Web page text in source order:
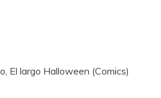
El largo Halloween (Comics)